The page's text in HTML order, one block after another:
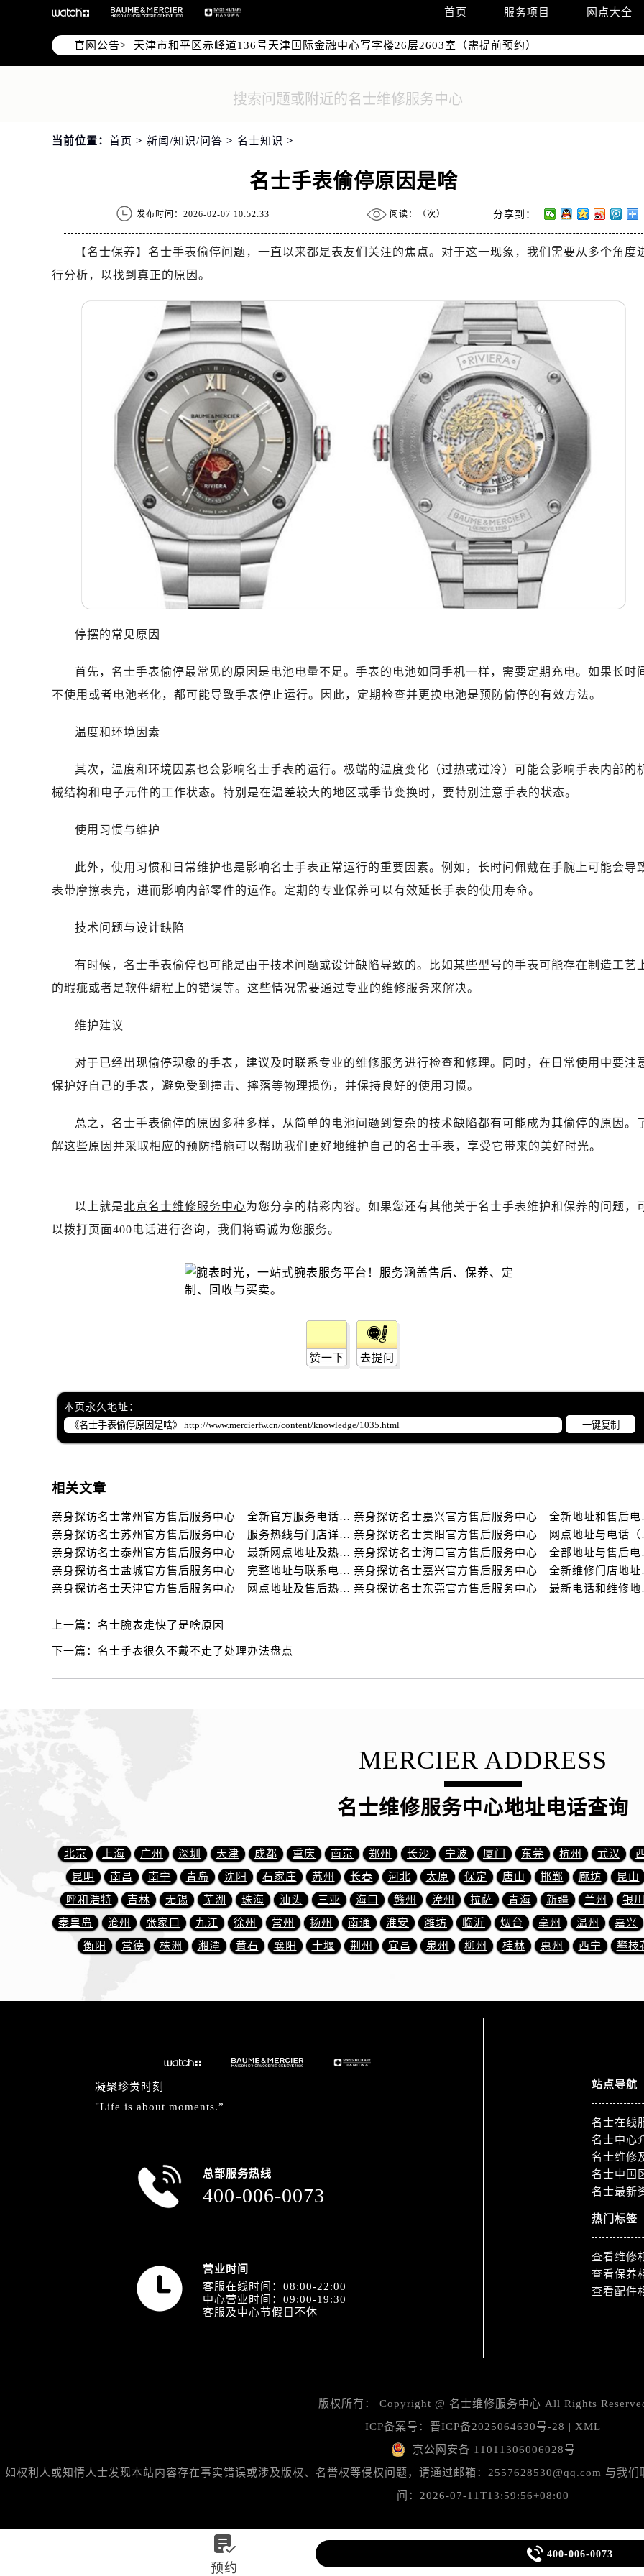
首页 服务项目 网点大全
官网公告>
北京市东城区东长安街1号东方广场写字楼W3座6层602室（需提前预约）
天津市和平区赤峰道136号天津国际金融中心写字楼26层2603室（需提前预约）
上海市徐汇区虹桥路3号港汇中心写字楼2座37层3705室（需提前预约）
南京市秦淮区中山南路1号（新街口）南京中心写字楼22层C1-1室（需提前预约）
徐州市鼓楼区淮海东路29号苏宁广场IFC国际金融中心写字楼35层3508室（需提前预约）
盐城市盐都区世纪大道5号盐城金融城写字楼1号楼16层1604室（需提前预约）
泰州市海陵区永定东路399号置地商务中心东塔写字楼（华润万象城）17层1706室（需提前预约）
杭州市上城区钱江路1366号华润大厦写字楼A座5层503-5室（需提前预约）
金华市金东区东市南街777号金华万达广场写字楼4号楼22层2209室（需提前预约）
嘉兴市南湖区广益路705号嘉兴世界贸易中心写字楼A座13层1304室（需提前预约）
南昌市红谷滩新区红谷中大道998号绿地双子塔（中央广场）A1座办公楼14层07室（需提前预约）
济南市历下区经十路11111号华润中心写字楼（万象城）15层1508室（需提前预约）
广州市天河区天河路230号万菱汇国际中心写字楼A塔7层704室（需提前预约）
广州市越秀区环市东路371-375号世界贸易中心大厦南塔写字楼15层07室（需提前预约）
深圳市罗湖区深南东路5001号华润大厦写字楼17层1701室（需提前预约）
惠州市惠城区江北文昌一路7号华贸大厦写字楼1座30层05室（需提前预约）
厦门市思明区湖滨东路95号华润大厦写字楼B座11层1104室（需提前预约）
福州市鼓楼区五四路128-1号恒力城写字楼15层03室（需提前预约）
成都市锦江区人民东路6号SAC东原中心写字楼24层2406B室（需提前预约）
重庆市江北区观音桥步行街2号融恒时代广场写字楼9层902室（需提前预约）
长沙市芙蓉区定王台街道建湘路393号世茂环球金融中心写字楼（芙蓉广场）10层13室（需提前预约）
郑州市二七区铭功路10号华润大厦写字楼29层2905室（需提前预约）
太原市迎泽区解放路15号亨得利名表服务中心（品牌授权店）3层整层（需提前预约）
沈阳市沈河区中街路137号亨得利名表服务中心（品牌授权店）1层整层（需提前预约）
沈阳市沈河区中街路83号亨得利名表服务中心（品牌授权店）1层整层（需提前预约）
乌鲁木齐市天山区红山路26号时代广场（CCMALL）C座17层17-B（需提前预约）
哈尔滨市道里区友谊西路600号富力中心T2座写字楼29层03室（需提前预约）
大连市中山区人民路15号国际金融大厦7层G室（需提前预约）
东莞市东城街道鸿福东路1号民盈国贸中心T1写字楼9层907室（需提前预约）
南通市崇川区工农路57号圆融广场写字楼16层1603室（需提前预约）
苏州市苏州工业园区星港街199号苏州中心办公楼C座22层08室（需提前预约）
南宁市青秀区金湖路59号地王大厦12楼1224室（需提前预约）
泉州市丰泽区宝洲路729号浦西万达中心写字楼A座7楼709室（需提前预约）
青岛市南区山东路6号华润大厦B座22层04室（需提前预约）
长春市朝阳区西安大路727号中银大厦A座(旺进大厦)18层09室（需提前预约）
昆明市盘龙区北京路928号同德昆明广场写字楼10层06室（需提前预约）
石家庄市长安区中山东路39号勒泰中心写字楼B座13层07室（需提前预约）
台州市椒江区东海大道1800号腾达中心东1幢20楼2002室（需提前预约）
内蒙古自治区呼和浩特市玉泉区大学西街70号华润万象城写字楼（鄂尔多斯大厦）23层2326室（需提
重庆市解放碑渝中区民权路28号英利国际金融中心写字楼20层01室（需提前预约）
黑龙江省大庆市萨尔图区会战大街名士售后服务中心（需提前预约）
黑龙江省鸡西市鸡冠区红军路名士售后服务中心（需提前预约）
黑龙江省佳木斯市向阳区长安路名士售后服务中心（需提前预约）
黑龙江省七台河市桃山区大同街名士售后服务中心（需提前预约）
黑龙江省齐齐哈尔市龙沙区龙华路名士售后服务中心（需提前预约）
黑龙江省绥化市北林区新华街与康庄路交叉口名士售后服务中心（需提前预约）
黑龙江省伊春市伊美区通河路名士售后服务中心（需提前预约）
吉林省白山市浑江区浑江大街名士售后服务中心（需提前预约）
吉林省辽源市龙山区人民大街名士售后服务中心（需提前预约）
吉林省通化市东昌区环通乡江南大街名士售后服务中心（需提前预约）
吉林省延边市延吉市解放路名士售后服务中心（需提前预约）
辽宁省鞍山市铁东区站前街名士售后服务中心（需提前预约）
辽宁省本溪市平山区胜利路名士售后服务中心（需提前预约）
辽宁省朝阳市双塔区新华路名士售后服务中心（需提前预约）
辽宁省阜新市海州区解放大街名士售后服务中心（需提前预约）
辽宁省铁岭市银州区南马路名士售后服务中心（需提前预约）
辽宁省沈阳市沈河区中街路137号亨得利名表维修授权店1楼名士售后服务中心（需提前预约）
辽宁省沈阳市沈河区中街路83号亨得利名表维修授权店1楼名士售后服务中心（需提前预约）
北京市东城区东长安街1号王府井东方广场W3座6层602室名士售后服务中心（需提前预约）
河北省保定市竞秀区朝阳北大街北国先天下名士售后服务中心（需提前预约）
内蒙古自治区阿拉善盟市左旗土尔扈特大街名士售后服务中心（需提前预约）
内蒙古自治区巴彦淖尔市临河区新华街名士售后服务中心（需提前预约）
内蒙古自治区包头市青山区幸福路甲3号王府井百货名表维修名士售后服务中心（需提前预约）
内蒙古自治区赤峰市红山区哈达街名士售后服务中心（需提前预约）
内蒙古自治区通辽市科尔沁区明仁大街名士售后服务中心（需提前预约）
内蒙古自治区乌兰察布市集宁区恩和大街名士售后服务中心（需提前预约）
内蒙古自治区锡林郭勒盟市锡林浩特市光明街与额尔敦路交叉口名士售后服务中心（需提前预约）
山西省临汾市尧都区解放路名士售后服务中心（需提前预约）
山西省吕梁市离石区永宁中路与建设街交叉口名士售后服务中心（需提前预约）
山西省运城市盐湖区河东街名士售后服务中心（需提前预约）
山西省长治市潞州区英雄中路名士售后服务中心（需提前预约）
山西省太原市迎泽区迎泽街道解放路15号亨得利名表维修授权店3楼名士售后服务中心（需提前预约）
安徽省亳州市谯城区魏武大道名士售后服务中心（需提前预约）
安徽省池州市贵池区长江路名士售后服务中心（需提前预约）
安徽省滁州市琅琊区南谯北路名士售后服务中心（需提前预约）
安徽省阜阳市颍州区颍州北路名士售后服务中心（需提前预约）
安徽省淮北市相山区淮海路名士售后服务中心（需提前预约）
安徽省淮南市田家庵区国庆中路名士售后服务中心（需提前预约）
安徽省六安市金安区解放中路名士售后服务中心（需提前预约）
安徽省马鞍山市雨山区湖南西路名士售后服务中心（需提前预约）
当前位置： 首页 > 新闻/知识/问答 > 名士知识 >
名士手表偷停原因是啥
发布时间：2026-02-07 10:52:33 阅读：（次） 分享到：
【名士保养】名士手表偷停问题，一直以来都是表友们关注的焦点。对于这一现象，我们需要从多个角度
行分析，以找到真正的原因。
停摆的常见原因
首先，名士手表偷停最常见的原因是电池电量不足。手表的电池如同手机一样，需要定期充电。如果长时
不使用或者电池老化，都可能导致手表停止运行。因此，定期检查并更换电池是预防偷停的有效方法。
温度和环境因素
其次，温度和环境因素也会影响名士手表的运行。极端的温度变化（过热或过冷）可能会影响手表内部的
械结构和电子元件的工作状态。特别是在温差较大的地区或季节变换时，要特别注意手表的状态。
使用习惯与维护
此外，使用习惯和日常维护也是影响名士手表正常运行的重要因素。例如，长时间佩戴在手腕上可能会导
表带摩擦表壳，进而影响内部零件的运作。定期的专业保养可以有效延长手表的使用寿命。
技术问题与设计缺陷
有时候，名士手表偷停也可能是由于技术问题或设计缺陷导致的。比如某些型号的手表可能存在制造工艺
的瑕疵或者是软件编程上的错误等。这些情况需要通过专业的维修服务来解决。
维护建议
对于已经出现偷停现象的手表，建议及时联系专业的维修服务进行检查和修理。同时，在日常使用中要注
保护好自己的手表，避免受到撞击、摔落等物理损伤，并保持良好的使用习惯。
总之，名士手表偷停的原因多种多样，从简单的电池问题到复杂的技术缺陷都有可能成为其偷停的原因。
解这些原因并采取相应的预防措施可以帮助我们更好地维护自己的名士手表，享受它带来的美好时光。
以上就是北京名士维修服务中心为您分享的精彩内容。如果您还有其他关于名士手表维护和保养的问题，
以拨打页面400电话进行咨询，我们将竭诚为您服务。
赞一下 去提问
本页永久地址：
一键复制
相关文章
亲身探访名士常州官方售后服务中心｜全新官方服务电话与地址（2026年7月最新）
亲身探访名
亲身探访名士苏州官方售后服务中心｜服务热线与门店详细地址（2026年7月最新）
亲身探访
亲身探访名士泰州官方售后服务中心｜最新网点地址及热线（2026年7月最新）
亲身探访名
亲身探访名士盐城官方售后服务中心｜完整地址与联系电话（2026年7月最新）
亲身探访名
亲身探访名士天津官方售后服务中心｜网点地址及售后热线（2026年7月最新）
亲身探访名
上一篇： 名士腕表走快了是啥原因
下一篇： 名士手表很久不戴不走了处理办法盘点
MERCIER ADDRESS
名士维修服务中心地址电话查询
北京 上海 广州 深圳 天津 成都 重庆 南京 郑州 长沙 宁波 厦门 东莞 杭州 武汉
昆明
南昌 南宁 青岛 沈阳 石家庄 苏州 长春 河北 太原 保定 唐山 邯郸 廊坊 昆山
呼和浩特
吉林 无锡 芜湖 珠海 汕头 三亚 海口 赣州 漳州 拉萨 青海 新疆 兰州 银川
秦皇岛
沧州 张家口 九江 徐州 常州 扬州 南通 淮安 潍坊 临沂 烟台 亳州 温州 嘉兴
衡阳
常德 株洲 湘潭 黄石 襄阳 十堰 荆州 宜昌 泉州 柳州 桂林 惠州 西宁 攀枝
凝聚珍贵时刻
"Life is about moments.”
总部服务热线
400-006-0073
营业时间
客服在线时间：08:00-22:00
中心营业时间：09:00-19:30
客服及中心节假日不休
站点导航
名士在线
名士中心
名士维修
名士中国
名士最新
热门标签
查看维修
查看保养
查看配件
版权所有： Copyright @ 名士维修服务中心 All Rights
ICP备案号： 晋ICP备2025064630号-28 | XML
京公网安备 11011306006028号
如权利人或知情人士发现本站内容存在事实错误或涉及版权、名誉权等侵权问题，请通过邮箱：2557628530@qq.com 与我
间：2026-07-11T13:59:56+08:00

预约
 400-006-0073